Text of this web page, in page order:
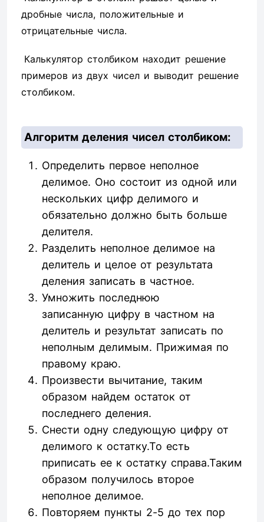
дробные числа, положительные и
отрицательные числа.
Калькулятор столбиком находит решение
примеров из двух чисел и выводит решение
столбиком.
Алгоритм деления чисел столбиком:
Определить первое неполное
делимое. Оно состоит из одной или
нескольких цифр делимого и
обязательно должно быть больше
делителя.
Разделить неполное делимое на
делитель и целое от результата
деления записать в частное.
Умножить последнюю
записанную цифру в частном на
делитель и результат записать по
неполным делимым. Прижимая по
правому краю.
Произвести вычитание, таким
образом найдем остаток от
последнего деления.
Снести одну следующую цифру от
делимого к остатку.То есть
приписать ее к остатку справа.Таким
образом получилось второе
неполное делимое.
Повторяем пункты 2-5 до тех пор